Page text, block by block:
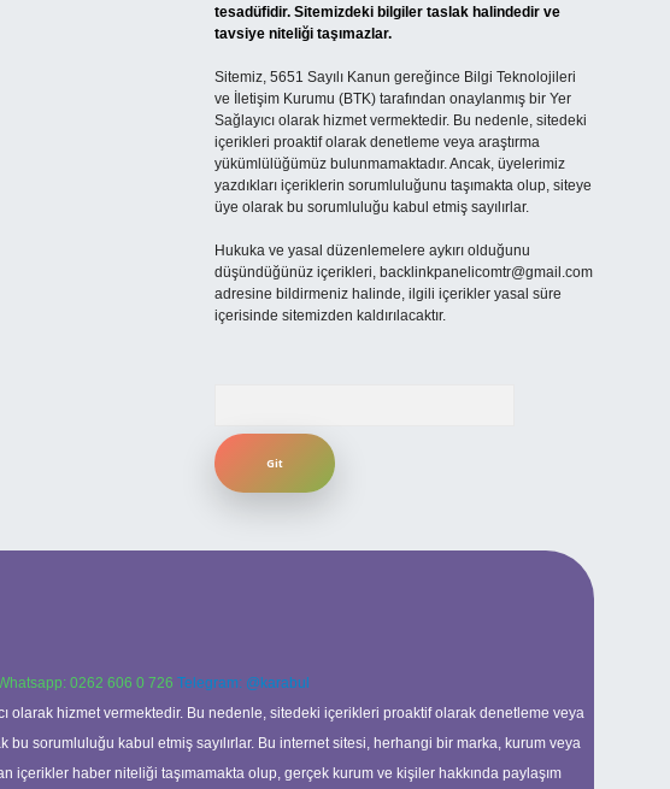
tesadüfidir. Sitemizdeki bilgiler taslak halindedir ve
tavsiye niteliği taşımazlar.
Sitemiz, 5651 Sayılı Kanun gereğince Bilgi Teknolojileri
ve İletişim Kurumu (BTK) tarafından onaylanmış bir Yer
Sağlayıcı olarak hizmet vermektedir. Bu nedenle, sitedeki
içerikleri proaktif olarak denetleme veya araştırma
yükümlülüğümüz bulunmamaktadır. Ancak, üyelerimiz
yazdıkları içeriklerin sorumluluğunu taşımakta olup, siteye
üye olarak bu sorumluluğu kabul etmiş sayılırlar.
Hukuka ve yasal düzenlemelere aykırı olduğunu
düşündüğünüz içerikleri, backlinkpanelicomtr@gmail.com
adresine bildirmeniz halinde, ilgili içerikler yasal süre
içerisinde sitemizden kaldırılacaktır.
0262 606 0 726 Telegram: @karabul
olarak hizmet vermektedir. Bu nedenle, sitedeki içerikleri proaktif olarak denetleme veya
sorumluluğu kabul etmiş sayılırlar. Bu internet sitesi, herhangi bir marka, kurum veya
içerikler haber niteliği taşımamakta olup, gerçek kurum ve kişiler hakkında paylaşım